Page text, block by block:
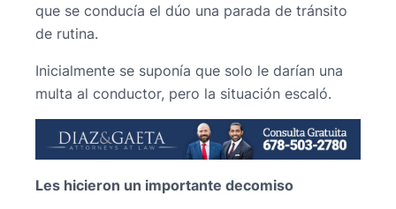
que se conducía el dúo una parada de tránsito
de rutina.
Inicialmente se suponía que solo le darían una
multa al conductor, pero la situación escaló.
Les hicieron un importante decomiso